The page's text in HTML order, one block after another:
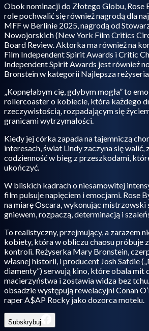
Obok nominacji do Złotego Globu, Rose
role pochwalić się również nagrodą dla
MFF w Berlinie 2025, nagrodą od
Nowojorskich (New York Film Critics
Board Review. Aktorka ma również na
Film Independent Spirit Awards i Critic
Independent Spirit Awards jest również
Bronstein w kategorii Najlepsza reżyseria.
„Kopnęłabym cię, gdybym mogła” to
rollercoaster o kobiecie, która każdego
rzeczywistością, rozpadającym się
granicami wytrzymałości.
Kiedy jej córka zapada na tajemniczą
interesach, świat Lindy zaczyna się walić,
codzienność w bieg z przeszkodami,
ukończyć.
W bliskich kadrach o niesamowitej
film pulsuje napięciem i emocjami. Rose
na miarę Oscara, wykonując mistrzowski
gniewem, rozpaczą, determinacją i
To realistyczny, przejmujący, a zarazem
kobiety, która w obliczu chaosu próbuje
kontroli. Reżyserka Mary Bronstein,
własnej historii, i producent Josh Safdie
diamenty”) serwują kino, które obala mit
macierzyństwa i zostawia widza bez
obsadzie występują rewelacyjni Conan
raper A$AP Rocky jako dozorca motelu.
Subskrybuj